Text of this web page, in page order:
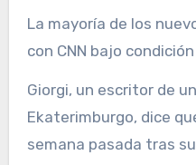
La mayoría de los
con CNN bajo
Giorgi, un escritor de
Ekaterimburgo, dice
semana pasada tras